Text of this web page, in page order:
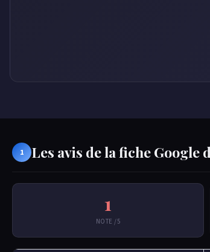
1 Les avis de la fiche Google
1
NOTE /5